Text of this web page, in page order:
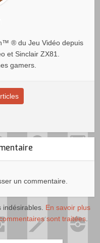
® du Jeu Vidéo depuis
et Sinclair ZX81.
gamers.
un commentaire.
En savoir plus
sont traitées